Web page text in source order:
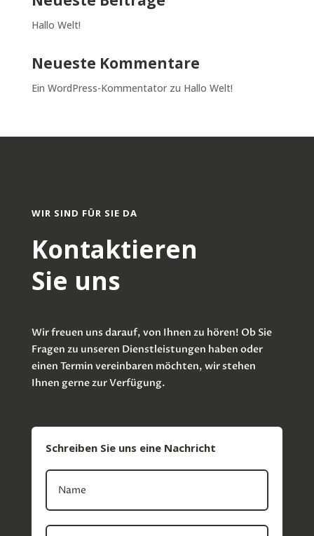
Hallo Welt!
Neueste Kommentare
Ein WordPress-Kommentatorzu Hallo Welt!
WIR SIND FÜR SIE DA
Kontaktieren
Sie uns
Wir freuen uns darauf, von Ihnen zu hören! Ob Sie
Fragen zu unseren Dienstleistungen haben oder
einen Termin vereinbaren möchten, wir stehen
Ihnen gerne zur Verfügung.
Schreiben Sie uns eine Nachricht